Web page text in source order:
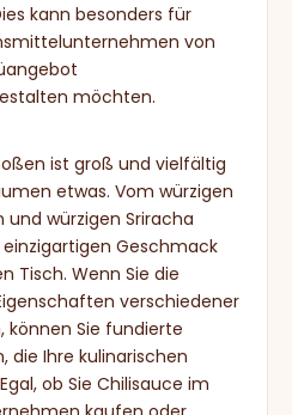
kann besonders für
von
möchten.
ist groß und vielfältig
etwas. Vom würzigen
würzigen Sriracha
Geschmack
Tisch. Wenn Sie die
verschiedener
können Sie fundierte
die Ihre kulinarischen
ob Sie Chilisauce im